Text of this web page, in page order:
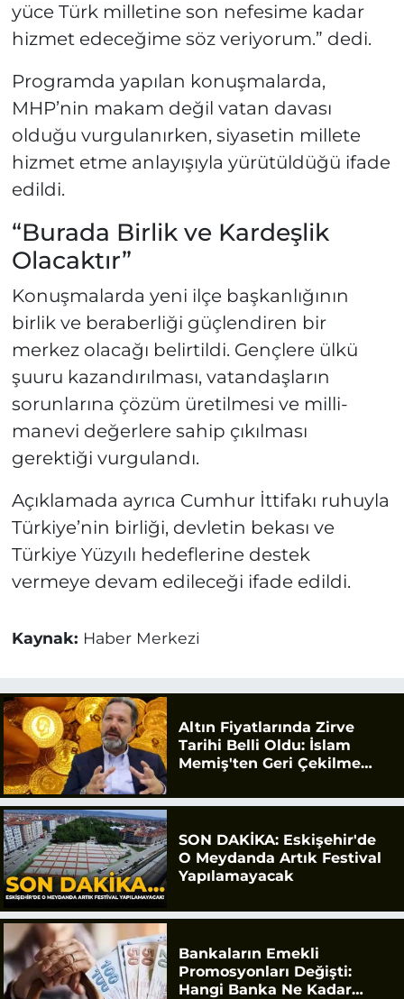
yüce Türk milletine son nefesime kadar
hizmet edeceğime söz veriyorum.” dedi.
Programda yapılan konuşmalarda,
MHP’nin makam değil vatan davası
olduğu vurgulanırken, siyasetin millete
hizmet etme anlayışıyla yürütüldüğü ifade
edildi.
“Burada Birlik ve Kardeşlik
Olacaktır”
Konuşmalarda yeni ilçe başkanlığının
birlik ve beraberliği güçlendiren bir
merkez olacağı belirtildi. Gençlere ülkü
şuuru kazandırılması, vatandaşların
sorunlarına çözüm üretilmesi ve milli-
manevi değerlere sahip çıkılması
gerektiği vurgulandı.
Açıklamada ayrıca Cumhur İttifakı ruhuyla
Türkiye’nin birliği, devletin bekası ve
Türkiye Yüzyılı hedeflerine destek
vermeye devam edileceği ifade edildi.
Kaynak: Haber Merkezi
Altın Fiyatlarında Zirve
Tarihi Belli Oldu: İslam
Memiş'ten Geri Çekilme
SON DAKİKA: Eskişehir'de
O Meydanda Artık Festival
Yapılamayacak
Bankaların Emekli
Promosyonları Değişti:
Hangi Banka Ne Kadar